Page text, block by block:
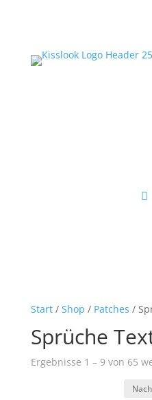
Start/ Shop / Patches /
Sprüche
Ergebnisse 1 – 9 von 65